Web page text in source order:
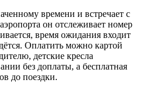
времени и встречает с
он отслеживает номер
время ожидания входит
Оплатить можно картой
детские кресла
без доплаты, а бесплатная
до поездки.